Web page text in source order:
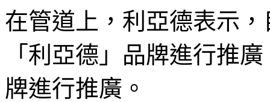
在管道上，利亞德表示
「利亞德」品牌進行推
牌進行推廣。